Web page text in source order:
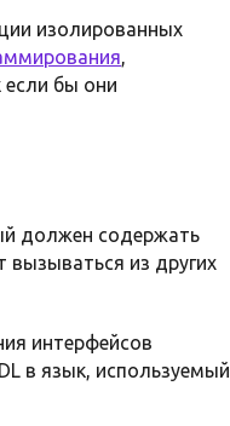
изолированных
,
если бы они
должен содержать
из других
интерфейсов
в язык, используемый